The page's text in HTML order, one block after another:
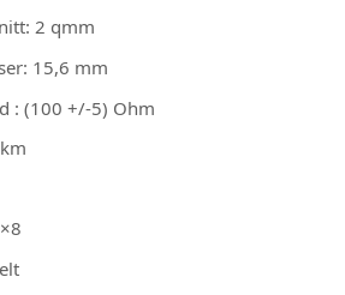
2 qmm
15,6 mm
: (100 +/-5) Ohm